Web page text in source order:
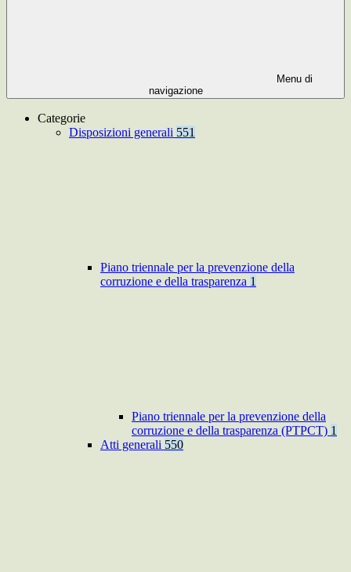
Menu di
navigazione
Categorie
Disposizioni generali 551
Piano triennale per la prevenzione della
corruzione e della trasparenza 1
Piano triennale per la prevenzione della
corruzione e della trasparenza (PTPCT) 1
Atti generali 550